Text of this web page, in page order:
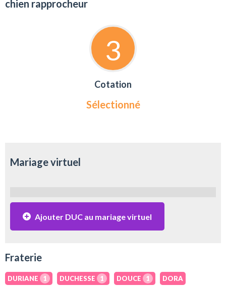
chien rapprocheur
3
Cotation
Sélectionné
Mariage virtuel
Ajouter DUC au mariage virtuel
Fraterie
DURIANE 1 DUCHESSE 1 DOUCE 1
DORA